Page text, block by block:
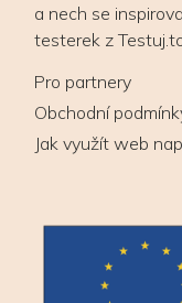
a nech se
testerek z
Pro partnery
Obchodní
Jak využít web